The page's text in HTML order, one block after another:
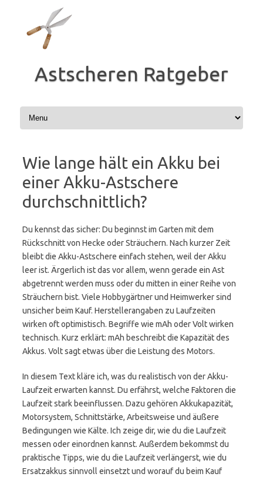
Astscheren Ratgeber
Wie lange hält ein Akku bei
einer Akku-Astschere
durchschnittlich?
Du kennst das sicher: Du beginnst im Garten mit dem
Rückschnitt von Hecke oder Sträuchern. Nach kurzer Zeit
bleibt die Akku-Astschere einfach stehen, weil der Akku
leer ist. Ärgerlich ist das vor allem, wenn gerade ein Ast
abgetrennt werden muss oder du mitten in einer Reihe von
Sträuchern bist. Viele Hobbygärtner und Heimwerker sind
unsicher beim Kauf. Herstellerangaben zu Laufzeiten
wirken oft optimistisch. Begriffe wie mAh oder Volt wirken
technisch. Kurz erklärt: mAh beschreibt die Kapazität des
Akkus. Volt sagt etwas über die Leistung des Motors.
In diesem Text kläre ich, was du realistisch von der Akku-
Laufzeit erwarten kannst. Du erfährst, welche Faktoren die
Laufzeit stark beeinflussen. Dazu gehören Akkukapazität,
Motorsystem, Schnittstärke, Arbeitsweise und äußere
Bedingungen wie Kälte. Ich zeige dir, wie du die Laufzeit
messen oder einordnen kannst. Außerdem bekommst du
praktische Tipps, wie du die Laufzeit verlängerst, wie du
Ersatzakkus sinnvoll einsetzt und worauf du beim Kauf